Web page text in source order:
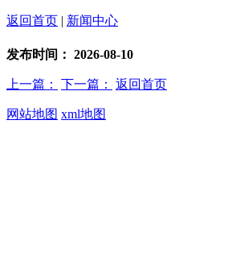
返回首页 | 新闻中心
发布时间： 2026-08-10
上一篇： 下一篇： 返回首页
网站地图 xml地图